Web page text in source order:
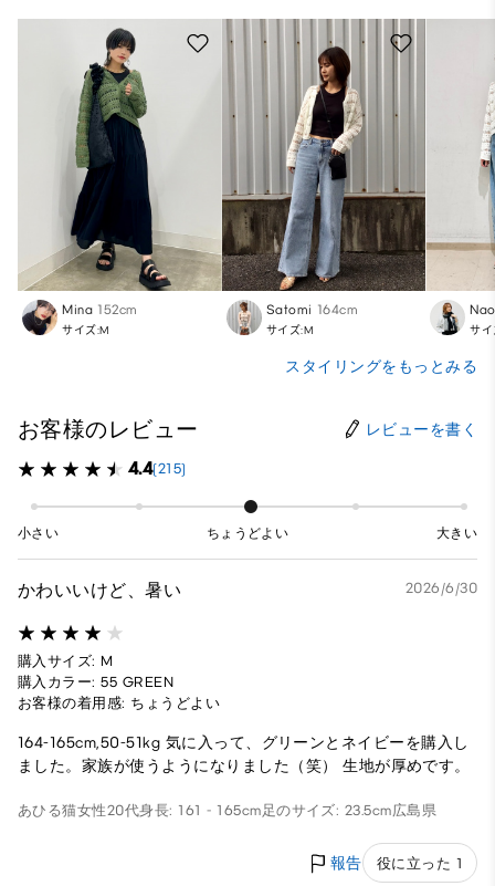
Mina 152cm
サイズ:M
Satomi 164cm
サイズ:M サイ
スタイリングをもっとみる
お客様のレビュー レビューを書く
4.4(215)
小さい ちょうどよい 大きい
かわいいけど、暑い 2026/6/30
購入サイズ: M
購入カラー: 55 GREEN
お客様の着用感: ちょうどよい
164-165cm,50-51kg 気に入って、グリーンとネイビーを購入し
ました。家族が使うようになりました（笑） 生地が厚めです。
あひる猫女性20代身長: 161 - 165cm足のサイズ: 23.5cm広島県
報告 役に立った 1